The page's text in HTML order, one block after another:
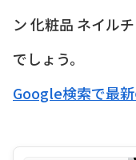
ン 化粧品 ネイル
でしょう。
Google検索で最